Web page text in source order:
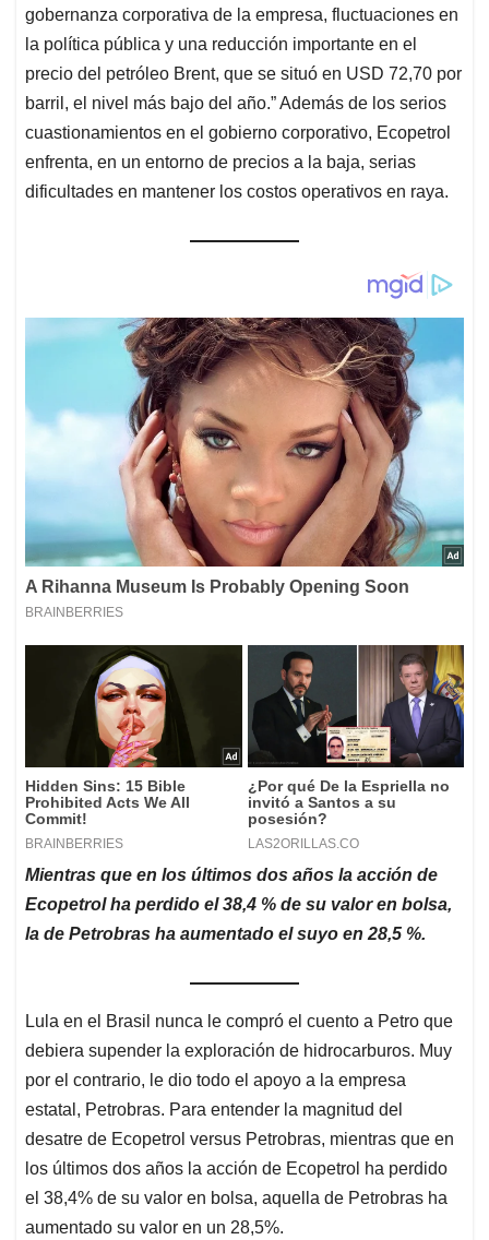
gobernanza corporativa de la empresa, fluctuaciones en
la política pública y una reducción importante en el
precio del petróleo Brent, que se situó en USD 72,70 por
barril, el nivel más bajo del año.” Además de los serios
cuastionamientos en el gobierno corporativo, Ecopetrol
enfrenta, en un entorno de precios a la baja, serias
dificultades en mantener los costos operativos en raya.
Mientras que en los últimos dos años la acción de
Ecopetrol ha perdido el 38,4 % de su valor en bolsa,
la de Petrobras ha aumentado el suyo en 28,5 %.
Lula en el Brasil nunca le compró el cuento a Petro que
debiera supender la exploración de hidrocarburos. Muy
por el contrario, le dio todo el apoyo a la empresa
estatal, Petrobras. Para entender la magnitud del
desatre de Ecopetrol versus Petrobras, mientras que en
los últimos dos años la acción de Ecopetrol ha perdido
el 38,4% de su valor en bolsa, aquella de Petrobras ha
aumentado su valor en un 28,5%.